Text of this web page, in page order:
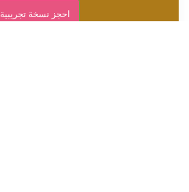
احجز نسخة تجريبية